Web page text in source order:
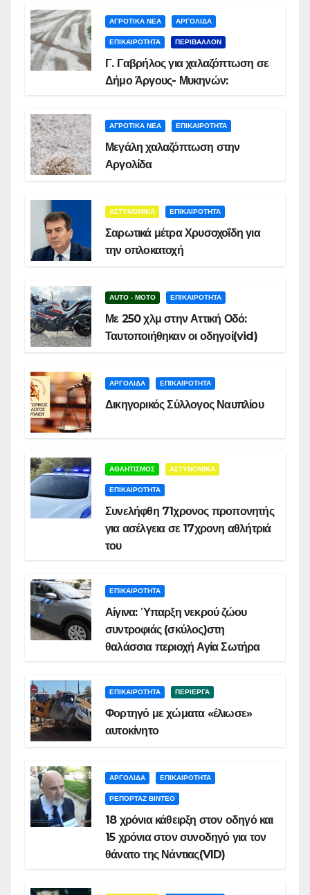
ΑΓΡΟΤΙΚΑ ΝΕΑ ΑΡΓΟΛΙΔΑ
ΕΠΙΚΑΙΡΟΤΗΤΑ ΠΕΡΙΒΑΛΛΟΝ
Γ. Γαβρήλος για χαλαζόπτωση σε
Δήμο Άργους- Μυκηνών:
ΑΓΡΟΤΙΚΑ ΝΕΑ ΕΠΙΚΑΙΡΟΤΗΤΑ
Μεγάλη χαλαζόπτωση στην
Αργολίδα
ΑΣΤΥΝΟΜΙΚΑ ΕΠΙΚΑΙΡΟΤΗΤΑ
Σαρωτικά μέτρα Χρυσοχοΐδη για
την οπλοκατοχή
AUTO - MOTO ΕΠΙΚΑΙΡΟΤΗΤΑ
Με 250 χλμ στην Αττική Οδό:
Ταυτοποιήθηκαν οι οδηγοί(vid)
ΑΡΓΟΛΙΔΑ ΕΠΙΚΑΙΡΟΤΗΤΑ
Δικηγορικός Σύλλογος Ναυπλίου
ΑΘΛΗΤΙΣΜΟΣ ΑΣΤΥΝΟΜΙΚΑ
ΕΠΙΚΑΙΡΟΤΗΤΑ
Συνελήφθη 71χρονος προπονητής
για ασέλγεια σε 17χρονη αθλήτριά
του
ΕΠΙΚΑΙΡΟΤΗΤΑ
Αίγινα: Ύπαρξη νεκρού ζώου
συντροφιάς (σκύλος)στη
θαλάσσια περιοχή Αγία Σωτήρα
ΕΠΙΚΑΙΡΟΤΗΤΑ ΠΕΡΙΕΡΓΑ
Φορτηγό με χώματα «έλιωσε»
αυτοκίνητο
ΑΡΓΟΛΙΔΑ ΕΠΙΚΑΙΡΟΤΗΤΑ
ΡΕΠΟΡΤΑΖ ΒΙΝΤΕΟ
18 χρόνια κάθειρξη στον οδηγό και
15 χρόνια στον συνοδηγό για τον
θάνατο της Νάντιας(VID)